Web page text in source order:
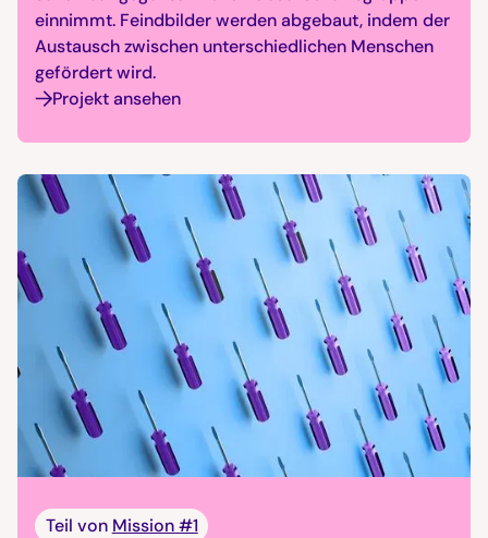
einnimmt. Feindbilder werden abgebaut, indem der
Austausch zwischen unterschiedlichen Menschen
gefördert wird.
Projekt ansehen
Teil von Mission #1